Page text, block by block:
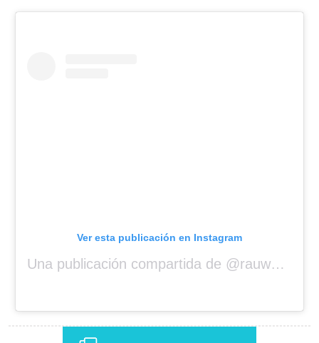
Ver esta publicación en Instagram
Una publicación compartida de @rauwalejandro